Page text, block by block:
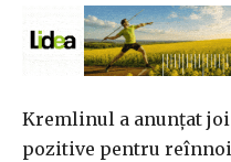
Kremlinul a anunțat joi
pozitive pentru